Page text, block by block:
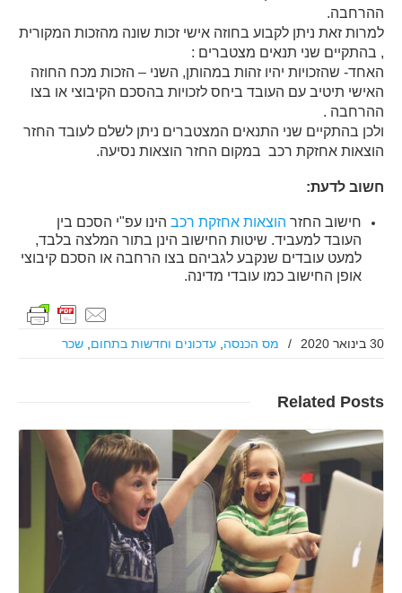
ההרחבה.
למרות זאת ניתן לקבוע בחוזה אישי זכות שונה מהזכות המקורית
, בהתקיים שני תנאים מצטברים :
האחד- שהזכויות יהיו זהות במהותן, השני – הזכות מכח החוזה
האישי תיטיב עם העובד ביחס לזכויות בהסכם הקיבוצי או בצו
ההרחבה .
ולכן בהתקיים שני התנאים המצטברים ניתן לשלם לעובד החזר
הוצאות אחזקת רכב במקום החזר הוצאות נסיעה.
חשוב לדעת:
חישוב החזר הוצאות אחזקת רכב הינו עפ"י הסכם בין
העובד למעביד. שיטות החישוב הינן בתור המלצה בלבד,
למעט עובדים שנקבע לגביהם בצו הרחבה או הסכם קיבוצי
אופן החישוב כמו עובדי מדינה.
30 בינואר 2020 / מס הכנסה עדכונים וחדשות בתחום שכר
Related Posts
קרא עוד..